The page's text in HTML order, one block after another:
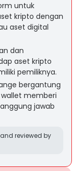
untuk
kripto dengan
aset digital
dan
aset kripto
pemiliknya.
bergantung
memberi
jawab
reviewed by